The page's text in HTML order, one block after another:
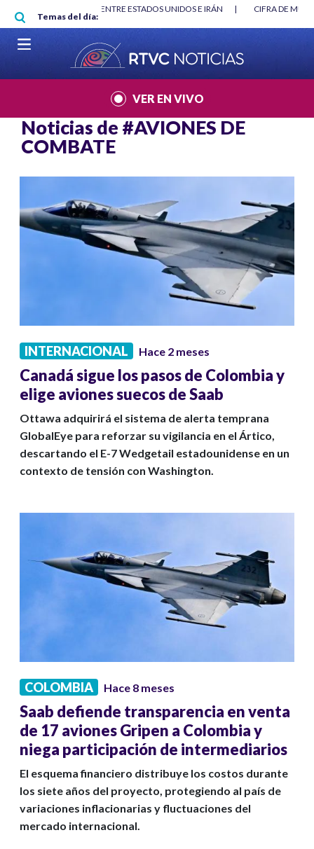
Pasar al contenido principal
Temas del día:
ACUERDOS ENTRE ESTADOS UNIDOS E IRÁN | CIFRA DE
VER EN VIVO
Noticias de #AVIONES DE
COMBATE
INTERNACIONAL Hace 2 meses
Canadá sigue los pasos de Colombia y
elige aviones suecos de Saab
Ottawa adquirirá el sistema de alerta temprana
GlobalEye para reforzar su vigilancia en el Ártico,
descartando el E-7 Wedgetail estadounidense en un
contexto de tensión con Washington.
COLOMBIA Hace 8 meses
Saab defiende transparencia en venta
de 17 aviones Gripen a Colombia y
niega participación de intermediarios
El esquema financiero distribuye los costos durante
los siete años del proyecto, protegiendo al país de
variaciones inflacionarias y fluctuaciones del
mercado internacional.